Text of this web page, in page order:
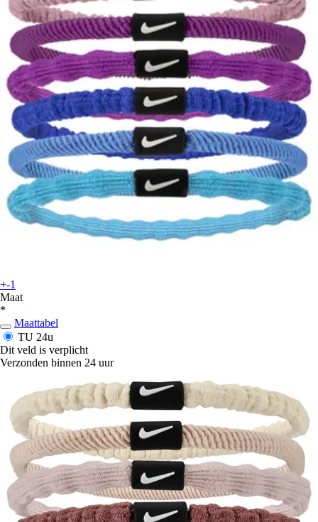
+-1
Maat
*
Maattabel
TU 24u
Dit veld is verplicht
Verzonden binnen 24 uur